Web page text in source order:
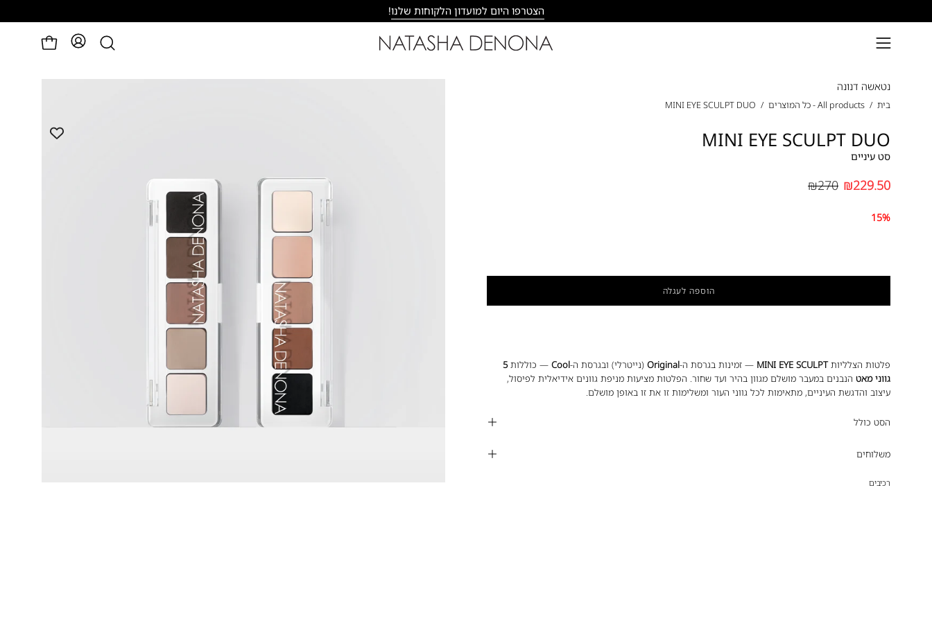
הצטרפו היום למועדון הלקוחות שלנו!
פתיחת
ניווט
פתיחת
לעגלה
נטאשה דנונה
בית / All products - כל המוצרים /
MINI EYE SCULPT DUO
MINI EYE SCULPT DUO
סט עיניים
₪270 ₪229.50
15%
הוספה לעגלה
פלטות הצלליותMINI EYE SCULPT — זמינות בגרסת ה-Original (נייטרלי) ובגרסת ה-Cool — כוללות5
גווני מאט הנבנים במעבר מושלם מגוון בהיר ועד שחור. הפלטות מציעות מניפת גוונים אידיאלית לפיסול,
עיצוב והדגשת העיניים, מתאימות לכל גווני העור ומשלימות זו את זו באופן מושלם.
הסט כולל
משלוחים
רכיבים